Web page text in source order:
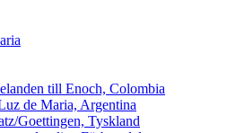
till Enoch, Colombia
de Maria, Argentina
Goettingen, Tyskland